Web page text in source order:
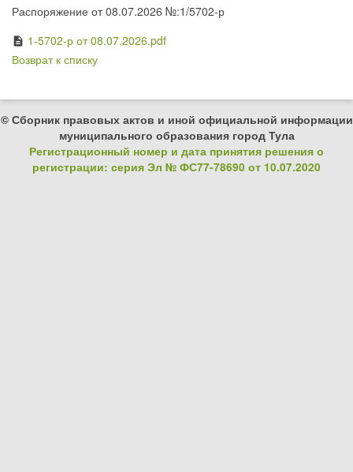
Распоряжение от 08.07.2026 №:1/5702-р
description 1-5702-р от 08.07.2026.pdf
Возврат к списку
© Сборник правовых актов и иной официальной информации
муниципального образования город Тула
Регистрационный номер и дата принятия решения о
регистрации: серия Эл № ФС77-78690 от 10.07.2020